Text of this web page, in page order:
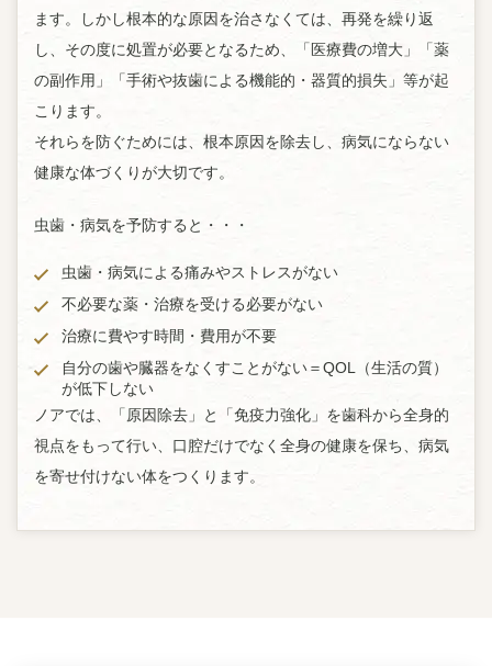
ます。しかし根本的な原因を治さなくては、再発を繰り返
し、その度に処置が必要となるため、「医療費の増大」「薬
の副作用」「手術や抜歯による機能的・器質的損失」等が起
こります。
それらを防ぐためには、根本原因を除去し、病気にならない
健康な体づくりが大切です。
虫歯・病気を予防すると・・・
虫歯・病気による痛みやストレスがない
不必要な薬・治療を受ける必要がない
治療に費やす時間・費用が不要
自分の歯や臓器をなくすことがない＝QOL（生活の質）
が低下しない
ノアでは、「原因除去」と「免疫力強化」を歯科から全身的
視点をもって行い、口腔だけでなく全身の健康を保ち、病気
を寄せ付けない体をつくります。